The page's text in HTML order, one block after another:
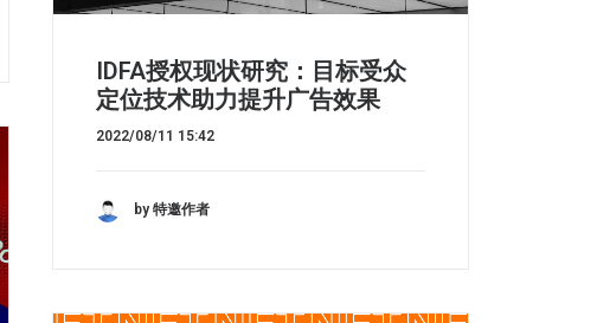
IDFA授权现状研究：目标受众
定位技术助力提升广告效果
2022/08/11 15:42
by 特邀作者